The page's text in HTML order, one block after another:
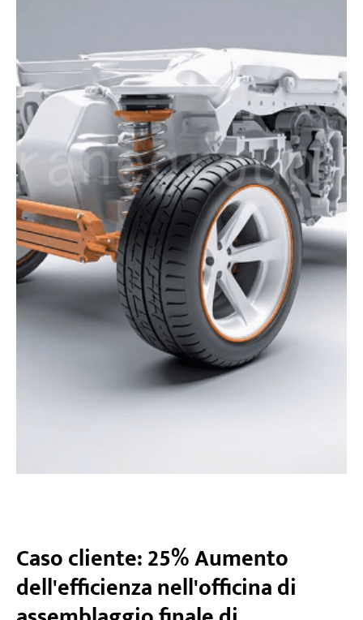
Caso cliente: 25% Aumento
dell'efficienza nell'officina di